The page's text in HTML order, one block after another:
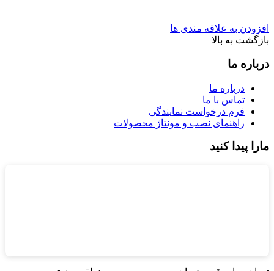
افزودن به علاقه مندی ها
بازگشت به بالا
درباره ما
درباره ما
تماس با ما
فرم درخواست نمایندگی
راهنمای نصب و مونتاژ محصولات
مارا پیدا کنید